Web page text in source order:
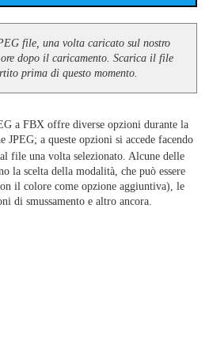
file, una volta caricato sul nostro
dopo il caricamento. Scarica il file
prima di questo momento.
a FBX offre diverse opzioni durante la
a queste opzioni si accede facendo
file una volta selezionato. Alcune delle
la scelta della modalità, che può essere
il colore come opzione aggiuntiva), le
di smussamento e altro ancora.